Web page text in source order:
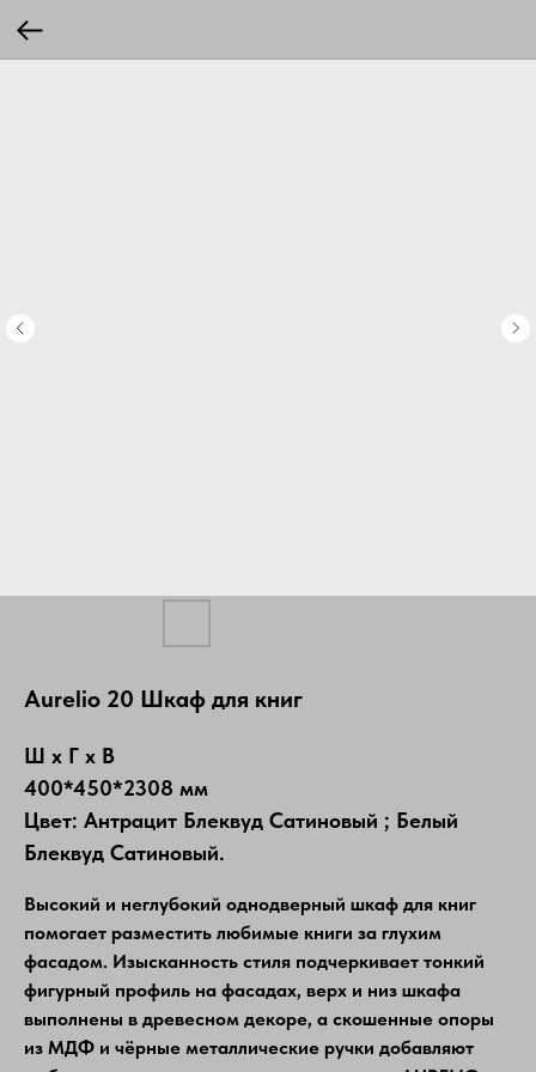
Aureliо 20 Шкаф для книг
Ш х Г х В
400*450*2308 мм
Цвет: Антрацит Блеквуд Сатиновый ; Белый
Блеквуд Сатиновый.
Высокий и неглубокий однодверный шкаф для книг
помогает разместить любимые книги за глухим
фасадом. Изысканность стиля подчеркивает тонкий
фигурный профиль на фасадах, верх и низ шкафа
выполнены в древесном декоре, а скошенные опоры
из МДФ и чёрные металлические ручки добавляют